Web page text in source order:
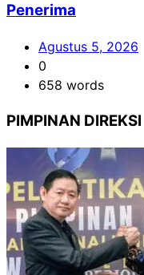
Penerima
Agustus 5, 2026
0
658 words
PIMPINAN DIREKSI